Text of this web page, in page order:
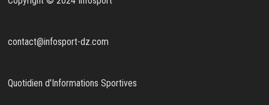
contact@infosport-dz.com
Quotidien d'Informations Sportives